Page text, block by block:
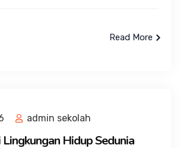
Read More
admin sekolah
Hidup Sedunia